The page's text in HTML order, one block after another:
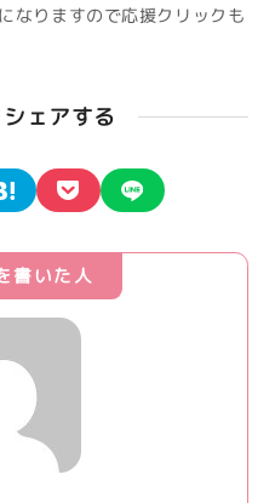
なりますので応援クリックも
ェアする
hatena pocket
書いた人